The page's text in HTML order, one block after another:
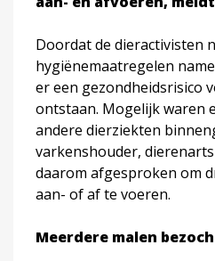
Doordat de dieractivisten
hygiënemaatregelen
er een gezondheidsrisico
ontstaan. Mogelijk waren
andere dierziekten
varkenshouder,
daarom afgesproken om
aan- of af te voeren.
Meerdere malen